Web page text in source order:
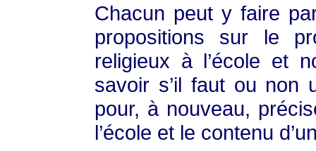
Chacun peut y faire
propositions sur le
religieux à l’école et
savoir s’il faut ou non
pour, à nouveau,
l’école et le contenu